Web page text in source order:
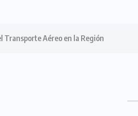
Transporte Aéreo en la Región